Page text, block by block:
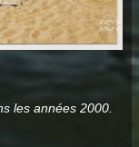
les années 2000.